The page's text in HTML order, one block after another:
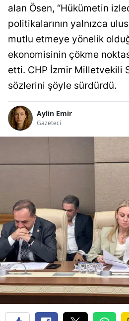
alan Ösen, “Hükümetin
politikalarının yalnızca
mutlu etmeye yönelik
ekonomisinin çökme
etti. CHP İzmir Milletvekili
sözlerini şöyle sürdürdü.
Aylin Emir
Gazeteci